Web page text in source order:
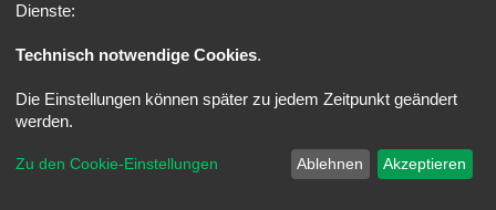
Powered byphpBB ® Forum Software © phpBB Limited
Datenschutz|Nutzungsbedingungen
Dienste:
Technisch notwendige Cookies.
Die Einstellungen können später zu jedem Zeitpunkt geändert
werden.
Zu den Cookie-Einstellungen Ablehnen Akzeptieren